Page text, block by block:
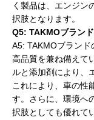
く製品は、エンジン
択肢となります。
Q5: TAKMOブラン
A5: TAKMOブランド
高品質を兼ね備えて
ルと添加剤により、
これにより、車の性
す。さらに、環境へ
択肢としても優れて